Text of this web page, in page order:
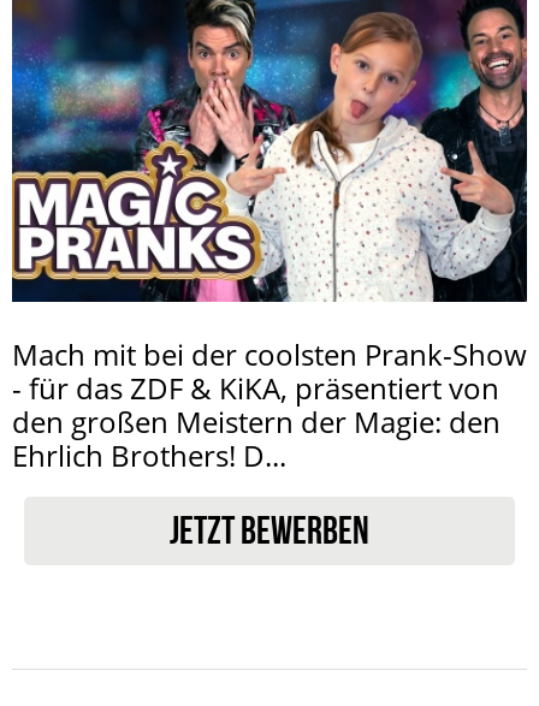
Mach mit bei der coolsten Prank-Show
- für das ZDF & KiKA, präsentiert von
den großen Meistern der Magie: den
Ehrlich Brothers! D...
JETZT BEWERBEN